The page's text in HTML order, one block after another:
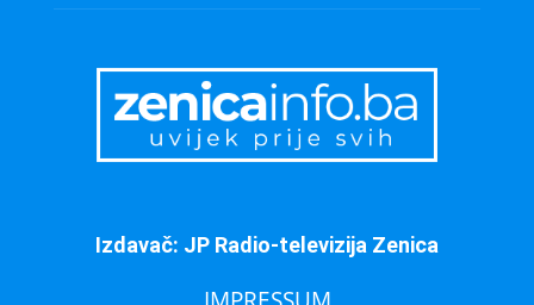
Izdavač: JP Radio-televizija Zenica